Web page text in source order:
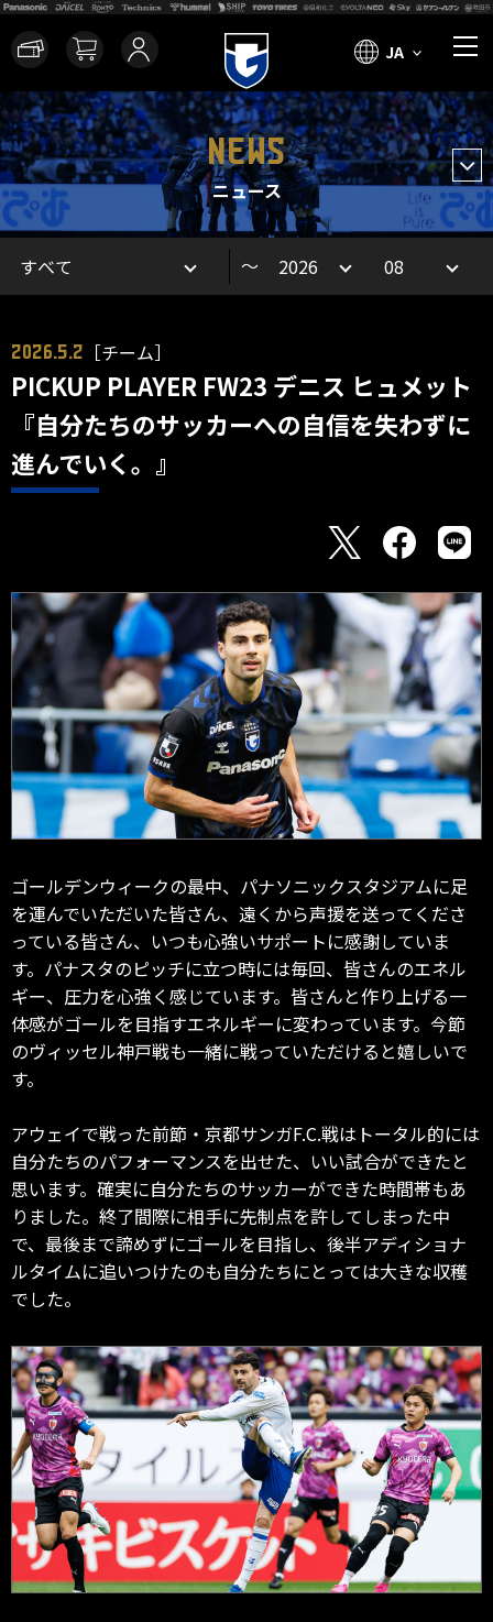
JA
NEWS
ニュース
～
2026.5.2 ［チーム］
PICKUP PLAYER FW23 デニス ヒュメット
『自分たちのサッカーへの自信を失わずに
進んでいく。』
ゴールデンウィークの最中、パナソニックスタジアムに足
を運んでいただいた皆さん、遠くから声援を送ってくださ
っている皆さん、いつも心強いサポートに感謝していま
す。パナスタのピッチに立つ時には毎回、皆さんのエネル
ギー、圧力を心強く感じています。皆さんと作り上げる一
体感がゴールを目指すエネルギーに変わっています。今節
のヴィッセル神戸戦も一緒に戦っていただけると嬉しいで
す。
アウェイで戦った前節・京都サンガF.C.戦はトータル的には
自分たちのパフォーマンスを出せた、いい試合ができたと
思います。確実に自分たちのサッカーができた時間帯もあ
りました。終了間際に相手に先制点を許してしまった中
で、最後まで諦めずにゴールを目指し、後半アディショナ
ルタイムに追いつけたのも自分たちにとっては大きな収穫
でした。